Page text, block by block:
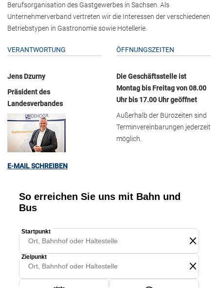
Berufsorganisation des Gastgewerbes in Sachsen. Als
Unternehmerverband vertreten wir die Interessen der verschiedenen
Betriebstypen in Gastronomie sowie Hotellerie.
VERANTWORTUNG
Jens Dzurny
Präsident des
Landesverbandes
E-MAIL SCHREIBEN
ÖFFNUNGSZEITEN
Die Geschäftsstelle ist
Montag bis Freitag von 08.00
Uhr bis 17.00 Uhr geöffnet
Außerhalb der Bürozeiten sind
Terminvereinbarungen jederzeit
möglich.